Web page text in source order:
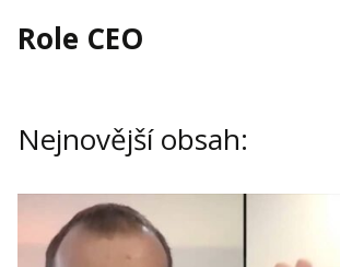
Solo
Inzerce
Přihlášení
Role CEO
Nejnovější obsah: